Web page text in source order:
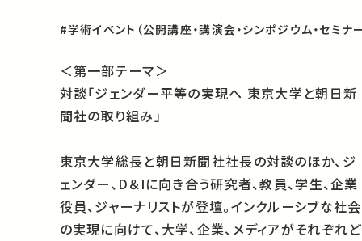
#学術イベント（公開講座・講演会・シンポジウム・セミナ
＜第一部テーマ＞
対談「ジェンダー平等の実現へ 東京大学と朝日新
聞社の取り組み」
東京大学総長と朝日新聞社社長の対談のほか、ジ
ェンダー、D＆Iに向き合う研究者、教員、学生、企業
役員、ジャーナリストが登壇。インクルーシブな社会
の実現に向けて、大学、企業、メディアがそれぞれど